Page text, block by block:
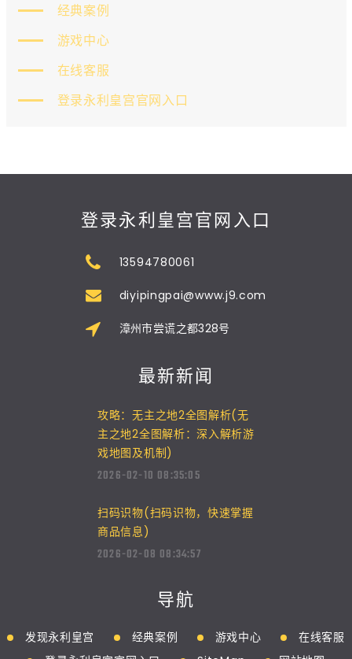
经典案例
游戏中心
在线客服
登录永利皇宫官网入口
登录永利皇宫官网入口
13594780061
diyipingpai@www.j9.com
漳州市尝谎之都328号
最新新闻
攻略：无主之地2全图解析(无
主之地2全图解析：深入解析游
戏地图及机制)
2026-02-10 08:35:05
扫码识物(扫码识物，快速掌握
商品信息)
2026-02-08 08:34:57
导航
发现永利皇宫 经典案例 游戏中心
在线客服